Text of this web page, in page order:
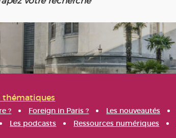
thématiques
? Foreign in Paris ? Les nouveautés
Les podcasts Ressources numériques